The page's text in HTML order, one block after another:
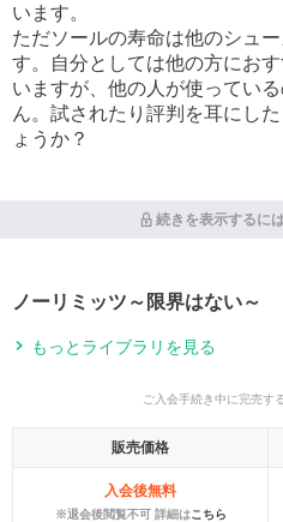
います。
ただソールの寿命は他のシュ
す。自分としては他の方にお
いますが、他の人が使ってい
ん。試されたり評判を耳にし
ょうか？
続きを表示するに
ノーリミッツ～限界はない～
もっとライブラリを見る
ご入会手続き中に完売す
販売価格
入会後無料
※退会後閲覧不可 詳細はこちら